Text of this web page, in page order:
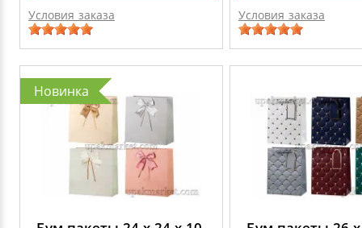
Условия заказа Условия заказа
Новинка